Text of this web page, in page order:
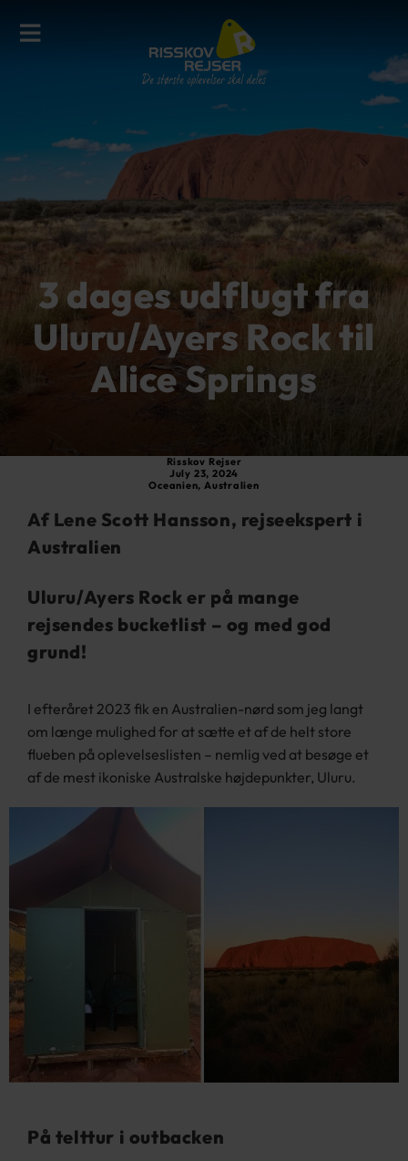
3 dages udflugt fra
Uluru/Ayers Rock til
Alice Springs
Risskov Rejser
July 23, 2024
Oceanien, Australien
Af Lene Scott Hansson, rejseekspert i
Australien
Uluru/Ayers Rock er på mange
rejsendes bucketlist – og med god
grund!
I efteråret 2023 fik en Australien-nørd som jeg langt
om længe mulighed for at sætte et af de helt store
flueben på oplevelseslisten – nemlig ved at besøge et
af de mest ikoniske Australske højdepunkter, Uluru.
På telttur i outbacken